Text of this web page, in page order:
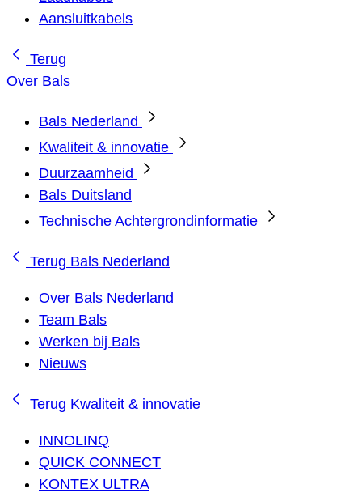
Aansluitkabels
Terug
Over Bals
Bals Nederland
Kwaliteit & innovatie
Duurzaamheid
Bals Duitsland
Technische Achtergrondinformatie
Terug Bals Nederland
Over Bals Nederland
Team Bals
Werken bij Bals
Nieuws
Terug Kwaliteit & innovatie
INNOLINQ
QUICK CONNECT
KONTEX ULTRA